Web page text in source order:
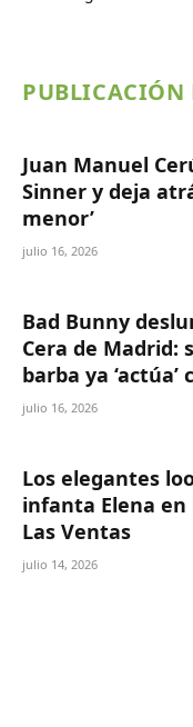
PUBLICACIÓN
Juan Manuel
Sinner y deja
menor’
julio 16, 2026
Bad Bunny
Cera de Madrid:
barba ya ‘actúa’
julio 16, 2026
Los elegantes
infanta Elena en
Las Ventas
julio 14, 2026